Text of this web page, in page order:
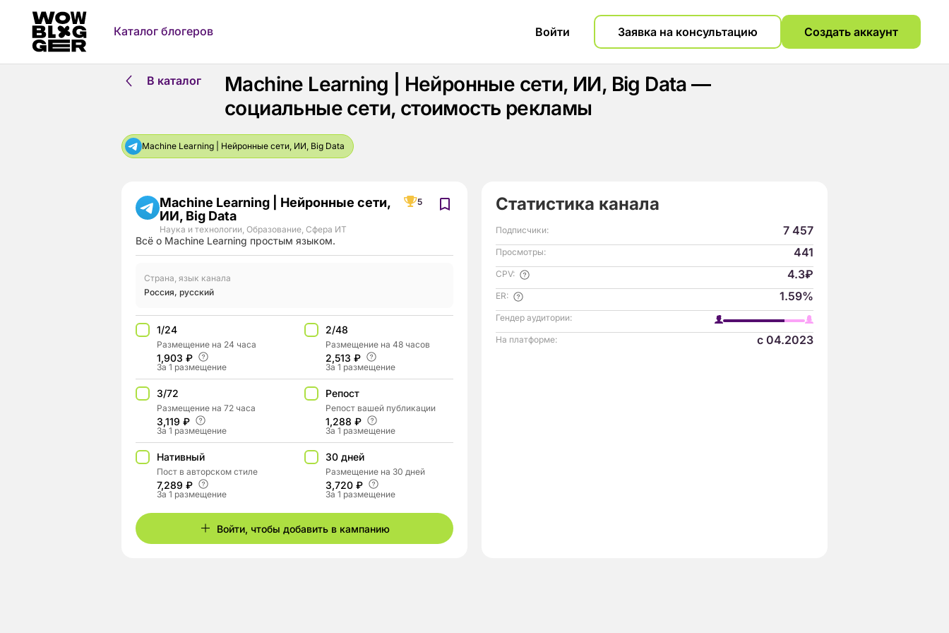
Каталог блогеров Войти Заявка на консультацию Создать аккаунт
В каталог
Machine Learning | Нейронные сети, ИИ, Big Data —
социальные сети, стоимость рекламы
Machine Learning | Нейронные сети, ИИ, Big Data
Machine Learning | Нейронные сети,
ИИ, Big Data
5
Наука и технологии, Образование, Сфера ИТ
Всё о Machine Learning простым языком.
Страна, язык канала
Россия, русский
1/24
Размещение на 24 часа
1,903 ₽
За 1 размещение
2/48
Размещение на 48 часов
2,513 ₽
За 1 размещение
3/72
Размещение на 72 часа
3,119 ₽
За 1 размещение
Репост
Репост вашей публикации
1,288 ₽
За 1 размещение
Нативный
Пост в авторском стиле
7,289 ₽
За 1 размещение
30 дней
Размещение на 30 дней
3,720 ₽
За 1 размещение
Войти, чтобы добавить в кампанию
Статистика канала
Подписчики: 7 457
Просмотры: 441
CPV: 4.3₽
ER: 1.59%
Гендер аудитории:
На платформе: с 04.2023